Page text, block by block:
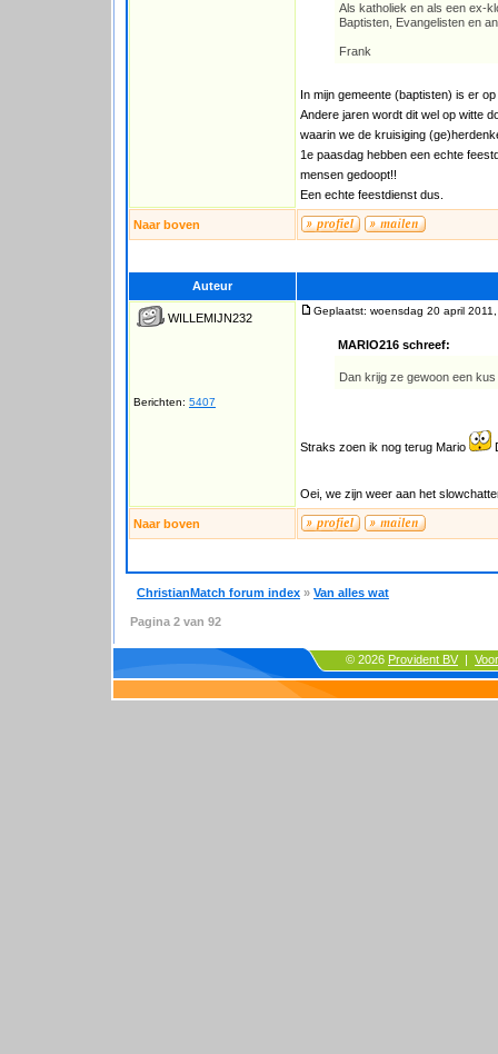
Als katholiek en als een ex-
Baptisten, Evangelisten en
Frank
In mijn gemeente (baptisten) is er
Andere jaren wordt dit wel op witte
waarin we de kruisiging
1e paasdag hebben een echte
mensen gedoopt!!
Een echte feestdienst dus.
Naar boven
Auteur
WILLEMIJN232
Berichten: 5407
Geplaatst: woensdag 20 april
MARIO216 schreef:
Dan krijg ze gewoon een kus
Straks zoen ik nog terug Mario
Oei, we zijn weer aan het
Naar boven
ChristianMatch forum index » Van alles wat
Pagina 2 van 92
© 2026 Provident BV |